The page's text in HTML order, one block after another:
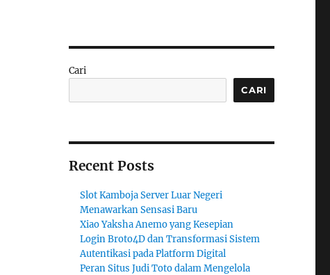
Cari
CARI
Recent Posts
Slot Kamboja Server Luar Negeri
Menawarkan Sensasi Baru
Xiao Yaksha Anemo yang Kesepian
Login Broto4D dan Transformasi Sistem
Autentikasi pada Platform Digital
Peran Situs Judi Toto dalam Mengelola